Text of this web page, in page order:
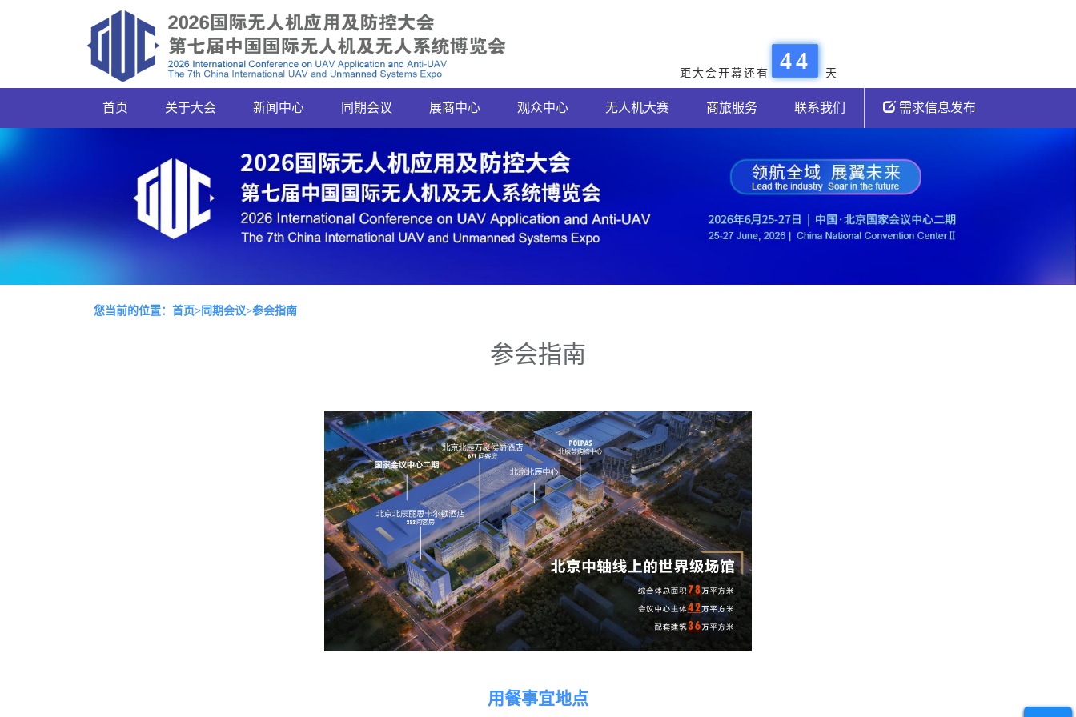
距大会开幕还有
4
5
6
7
8
9
4
5
6
7
8
9
天
首页 关于大会 新闻中心 同期会议 展商中心 观众中心 无人机大赛 商旅服务 联系我们 需求信息发布
您当前的位置： 首页> 同期会议>参会指南
参会指南
用餐事宜地点